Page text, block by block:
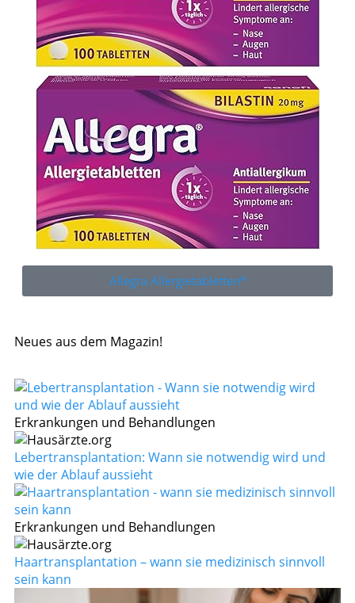
Allegra Allergietabletten*
Neues aus dem Magazin!
Erkrankungen und Behandlungen
Lebertransplantation: Wann sie notwendig wird und
wie der Ablauf aussieht
Erkrankungen und Behandlungen
Haartransplantation – wann sie medizinisch sinnvoll
sein kann